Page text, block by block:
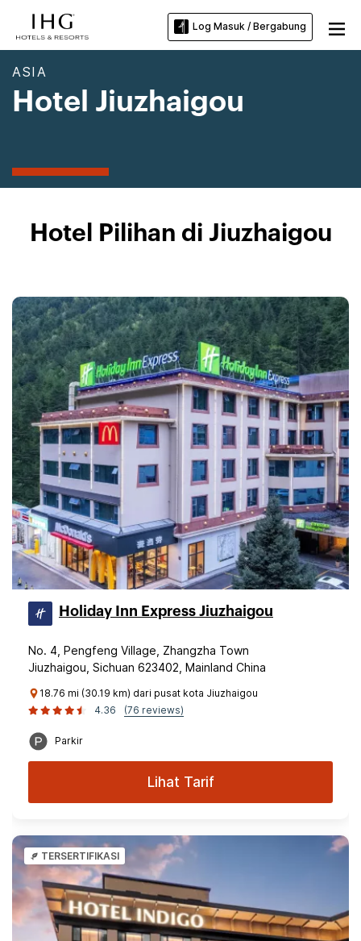
Log Masuk / Bergabung
ASIA
Hotel Jiuzhaigou
Hotel Pilihan di Jiuzhaigou
Holiday Inn Express Jiuzhaigou
No. 4, Pengfeng Village, Zhangzha Town
Jiuzhaigou, Sichuan 623402, Mainland China
18.76 mi (30.19 km) dari pusat kota Jiuzhaigou
4.36
(76 reviews)
Parkir
Lihat Tarif
TERSERTIFIKASI